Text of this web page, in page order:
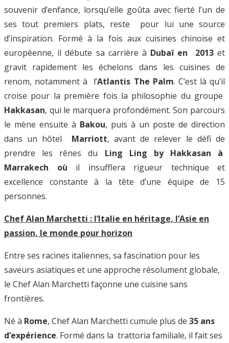
souvenir d’enfance, lorsqu’elle goûta avec fierté l’un de
ses tout premiers plats, reste pour lui une source
d’inspiration. Formé à la fois aux cuisines chinoise et
européenne, il débute sa carrière à Dubaï en 2013et
gravit rapidement les échelons dans les cuisines de
renom, notamment à l’Atlantis The Palm. C’est là qu’il
croise pour la première fois la philosophie du groupe
Hakkasan, qui le marquera profondément. Son parcours
le mène ensuite à Bakou, puis à un poste de direction
dans un hôtel Marriott, avant de relever le défi de
prendre les rênes du Ling Ling by Hakkasan à
Marrakech où il insufflera rigueur technique et
excellence constante à la tête d’une équipe de 15
personnes.
Chef Alan Marchetti : l’Italie en héritage, l’Asie en
passion, le monde pour horizon
Entre ses racines italiennes, sa fascination pour les
saveurs asiatiques et une approche résolument globale,
le Chef Alan Marchetti façonne une cuisine sans
frontières.
Né à Rome, Chef Alan Marchetti cumule plus de 35 ans
d’expérience. Formé dans la trattoria familiale, il fait ses